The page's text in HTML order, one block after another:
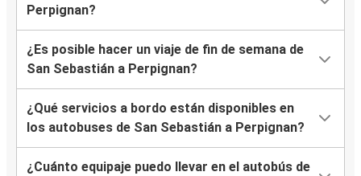
Perpignan?
¿Es posible hacer un viaje de fin de semana de
San Sebastián a Perpignan?
¿Qué servicios a bordo están disponibles en
los autobuses de San Sebastián a Perpignan?
¿Cuánto equipaje puedo llevar en el autobús de